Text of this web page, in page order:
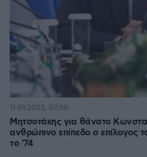
Μητσοτάκης για θάνατο
ανθρώπινο επίπεδο ο επίλογος
το '74
11.01.2023, 07:50